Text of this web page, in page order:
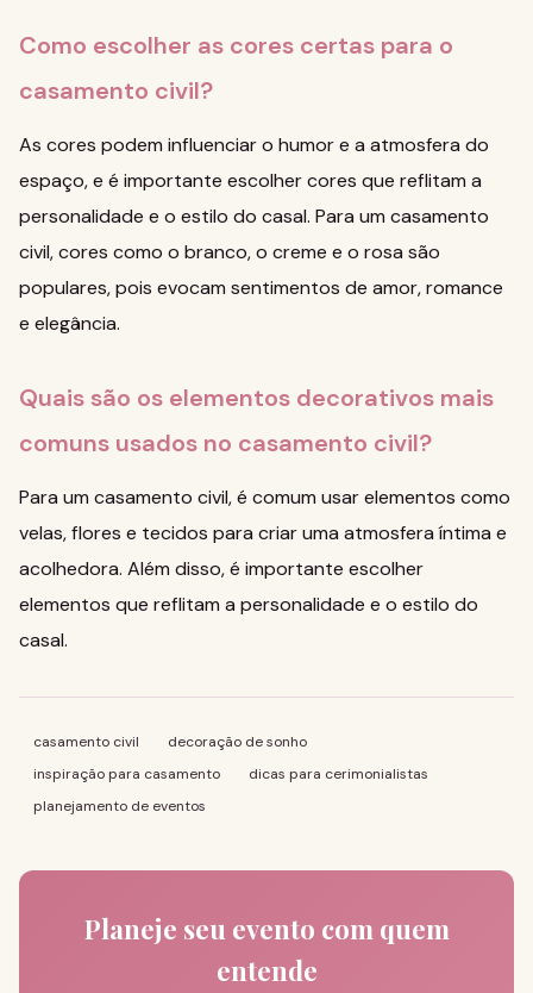
Como escolher as cores certas para o
casamento civil?
As cores podem influenciar o humor e a atmosfera do
espaço, e é importante escolher cores que reflitam a
personalidade e o estilo do casal. Para um casamento
civil, cores como o branco, o creme e o rosa são
populares, pois evocam sentimentos de amor, romance
e elegância.
Quais são os elementos decorativos mais
comuns usados no casamento civil?
Para um casamento civil, é comum usar elementos como
velas, flores e tecidos para criar uma atmosfera íntima e
acolhedora. Além disso, é importante escolher
elementos que reflitam a personalidade e o estilo do
casal.
casamento civil
decoração de sonho
inspiração para casamento
dicas para cerimonialistas
planejamento de eventos
Planeje seu evento com quem
entende